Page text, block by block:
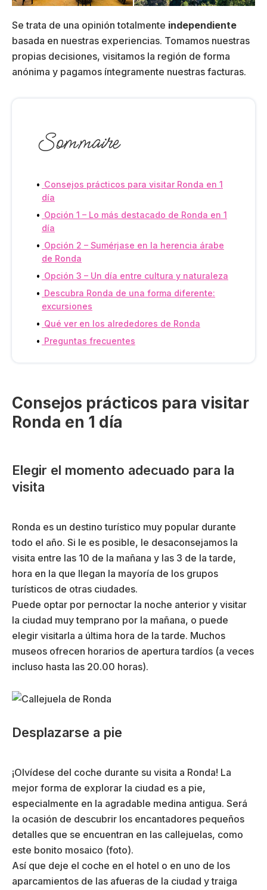
Se trata de una opinión totalmente independiente
basada en nuestras experiencias. Tomamos nuestras
propias decisiones, visitamos la región de forma
anónima y pagamos íntegramente nuestras facturas.
Sommaire
Consejos prácticos para visitar Ronda en 1
día
Opción 1 – Lo más destacado de Ronda en 1
día
Opción 2 – Sumérjase en la herencia árabe
de Ronda
Opción 3 – Un día entre cultura y naturaleza
Descubra Ronda de una forma diferente:
excursiones
Qué ver en los alrededores de Ronda
Preguntas frecuentes
Consejos prácticos para visitar
Ronda en 1 día
Elegir el momento adecuado para la
visita
Ronda es un destino turístico muy popular durante
todo el año. Si le es posible, le desaconsejamos la
visita entre las 10 de la mañana y las 3 de la tarde,
hora en la que llegan la mayoría de los grupos
turísticos de otras ciudades.
Puede optar por pernoctar la noche anterior y visitar
la ciudad muy temprano por la mañana, o puede
elegir visitarla a última hora de la tarde. Muchos
museos ofrecen horarios de apertura tardíos (a veces
incluso hasta las 20.00 horas).
Desplazarse a pie
¡Olvídese del coche durante su visita a Ronda! La
mejor forma de explorar la ciudad es a pie,
especialmente en la agradable medina antigua. Será
la ocasión de descubrir los encantadores pequeños
detalles que se encuentran en las callejuelas, como
este bonito mosaico (foto).
Así que deje el coche en el hotel o en uno de los
aparcamientos de las afueras de la ciudad y traiga